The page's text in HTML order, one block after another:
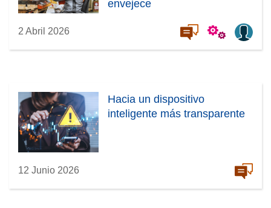
envejece
2 Abril 2026
Hacia un dispositivo
inteligente más transparente
12 Junio 2026